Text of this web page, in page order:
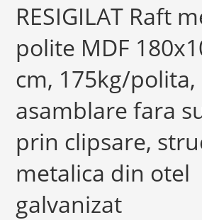
RESIGILAT Raft
polite MDF
cm, 175kg/polita,
asamblare fara
prin clipsare,
metalica din otel
galvanizat